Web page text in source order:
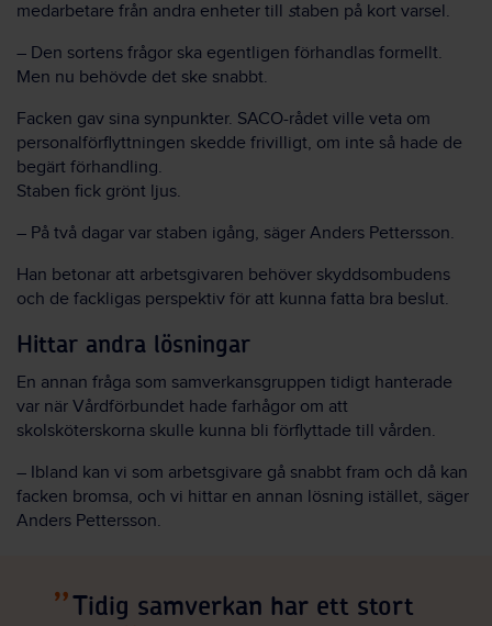
medarbetare från andra enheter till staben på kort varsel.
– Den sortens frågor ska egentligen förhandlas formellt.
Men nu behövde det ske snabbt.
Facken gav sina synpunkter. SACO-rådet ville veta om
personalförflyttningen skedde frivilligt, om inte så hade de
begärt förhandling.
Staben fick grönt ljus.
– På två dagar var staben igång, säger Anders Pettersson.
Han betonar att arbetsgivaren behöver skyddsombudens
och de fackligas perspektiv för att kunna fatta bra beslut.
Hittar andra lösningar
En annan fråga som samverkansgruppen tidigt hanterade
var när Vårdförbundet hade farhågor om att
skolsköterskorna skulle kunna bli förflyttade till vården.
– Ibland kan vi som arbetsgivare gå snabbt fram och då kan
facken bromsa, och vi hittar en annan lösning istället, säger
Anders Pettersson.
Tidig samverkan har ett stort